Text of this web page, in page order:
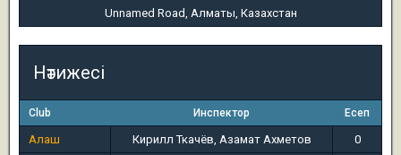
Unnamed Road, Алматы, Казахстан
Нәтижесі
Club Инспектор Есеп
Алаш Кирилл Ткачёв, Азамат Ахметов
0